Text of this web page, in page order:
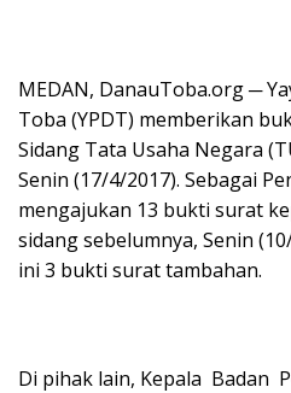
MEDAN, DanauToba.org ─
Toba (YPDT) memberikan
Sidang Tata Usaha Negara
Senin (17/4/2017). Sebagai
mengajukan 13 bukti surat
sidang sebelumnya, Senin
ini 3 bukti surat tambahan.
Di pihak lain, Kepala Badan